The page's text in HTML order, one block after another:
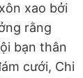
xao bởi
rằng
bạn thân
cưới, Chi